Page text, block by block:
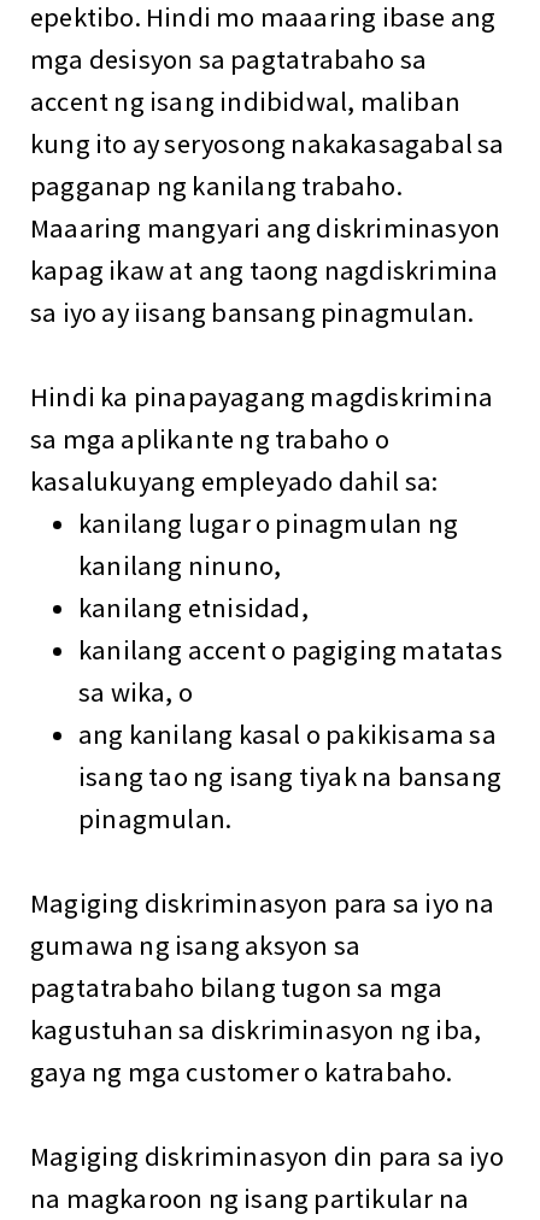
epektibo. Hindi mo maaaring ibase ang
mga desisyon sa pagtatrabaho sa
accent ng isang indibidwal, maliban
kung ito ay seryosong nakakasagabal sa
pagganap ng kanilang trabaho.
Maaaring mangyari ang diskriminasyon
kapag ikaw at ang taong nagdiskrimina
sa iyo ay iisang bansang pinagmulan.
Hindi ka pinapayagang magdiskrimina
sa mga aplikante ng trabaho o
kasalukuyang empleyado dahil sa:
kanilang lugar o pinagmulan ng
kanilang ninuno,
kanilang etnisidad,
kanilang accent o pagiging matatas
sa wika, o
ang kanilang kasal o pakikisama sa
isang tao ng isang tiyak na bansang
pinagmulan.
Magiging diskriminasyon para sa iyo na
gumawa ng isang aksyon sa
pagtatrabaho bilang tugon sa mga
kagustuhan sa diskriminasyon ng iba,
gaya ng mga customer o katrabaho.
Magiging diskriminasyon din para sa iyo
na magkaroon ng isang partikular na